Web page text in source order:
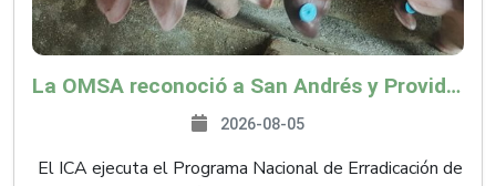
La OMSA reconoció a San Andrés y Providencia como zona libre de Peste Porcina Clásica (PPC)
2026-08-05
El ICA ejecuta el Programa Nacional de Erradicación de